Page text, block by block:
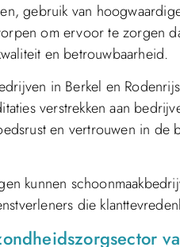
gebruik van
om ervoor te zorgen
en betrouwbaarheid.
in Berkel en
verstrekken aan
en vertrouwen in de
kunnen
die